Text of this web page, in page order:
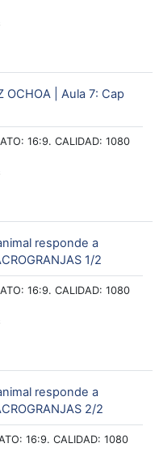
OCHOA | Aula 7: Cap
16:9. CALIDAD: 1080
responde a
1/2
16:9. CALIDAD: 1080
responde a
2/2
16:9. CALIDAD: 1080